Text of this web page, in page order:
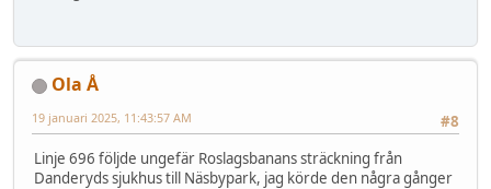
Ola Å
#8
19 januari 2025, 11:43:57 AM
Linje 696 följde ungefär Roslagsbanans sträckning från
Danderyds sjukhus till Näsbypark, jag körde den några gånger